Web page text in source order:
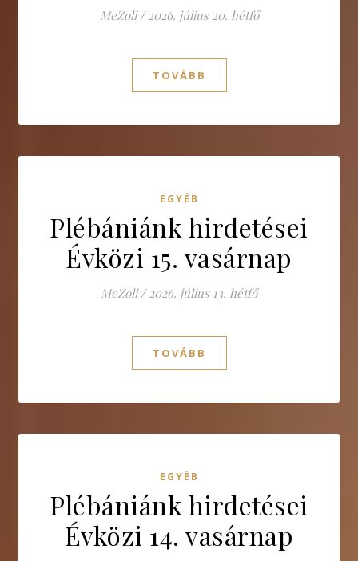
MeZoli / 2026. július 20. hétfő
TOVÁBB
EGYÉB
Plébániánk hirdetései
Évközi 15. vasárnap
MeZoli / 2026. július 13. hétfő
TOVÁBB
EGYÉB
Plébániánk hirdetései
Évközi 14. vasárnap